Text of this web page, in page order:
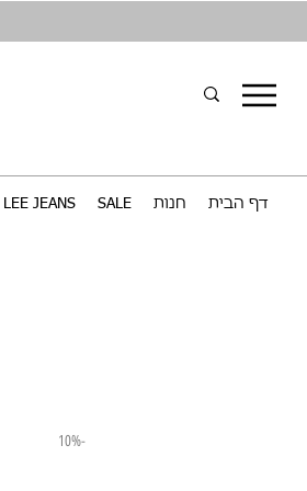
דף הבית חנות SALE
LEE JEANS
-10%